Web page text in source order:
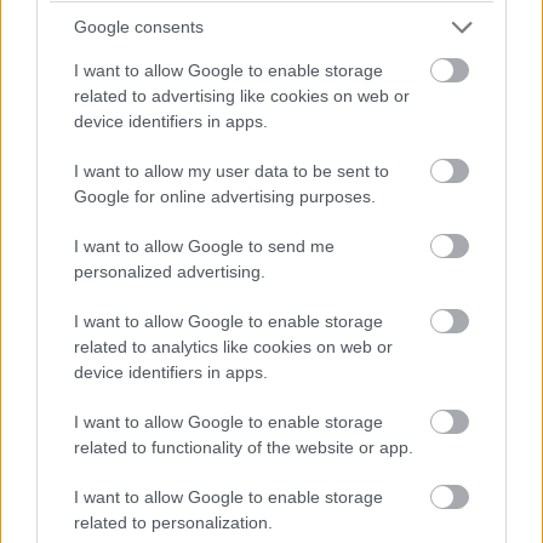
Google consents
I want to allow Google to enable storage
related to advertising like cookies on web or
device identifiers in apps.
I want to allow my user data to be sent to
Google for online advertising purposes.
I want to allow Google to send me
personalized advertising.
I want to allow Google to enable storage
related to analytics like cookies on web or
device identifiers in apps.
I want to allow Google to enable storage
related to functionality of the website or app.
I want to allow Google to enable storage
related to personalization.
Időközben bő egy perce zöldre váltott a bokszutca lámpája,
néhányan pedig máris a pályára hajtottak. Nem mindenkinek
sikerült ez jól elsőre. Sergio Pereznek a szerelői segítségére
volt szüksége, mert alig tudott kikanyarodni a garázsból.
26 fok van jelenleg a helyszínen, az aszfalt pedig 45 fokos.
események során szembesülnek a mezőny tagjai, ilyen
szempontból a második edzés mérvadóbb lesz, de ez nem
jelenti azt, hogy az FP1 felesleges lenne. A pályán tettek
legyenek és ezáltal biztonságosabbak, miközben a szokásos
procedúrákat is végre kell hajtani. A versenyzőknek meg kell
találniuk a legjobb referenciapontokat, ráadásul a korábban
már említett újításokat is pályára kell vinni. Ez inkább egy teszt